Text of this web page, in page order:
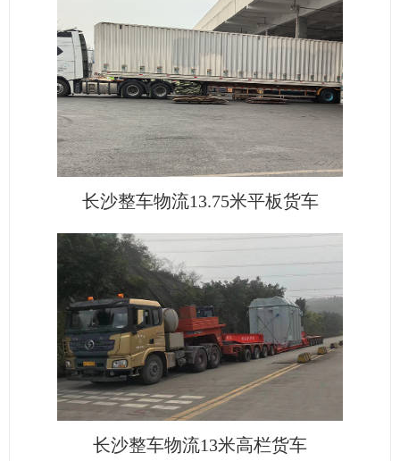
长沙整车物流13.75米平板货车
长沙整车物流13米高栏货车